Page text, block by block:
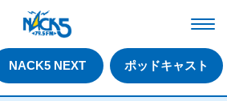
NACK5 NEXT ポッドキャスト